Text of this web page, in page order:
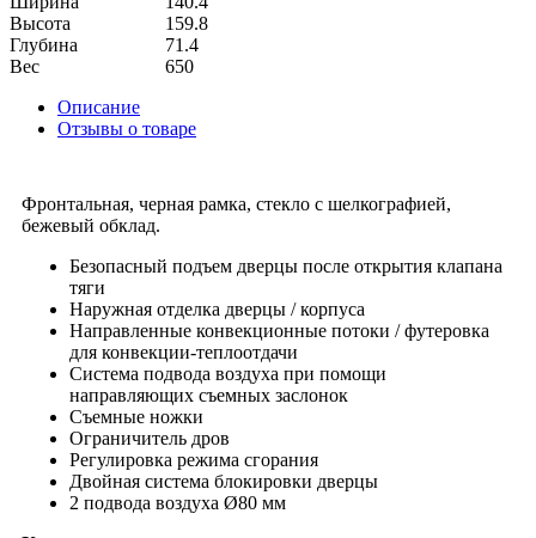
Высота
159.8
Глубина
71.4
Вес
650
Описание
Отзывы о товаре
Фронтальная, черная рамка, стекло с шелкографией,
бежевый обклад.
Безопасный подъем дверцы после открытия клапана
тяги
Наружная отделка дверцы / корпуса
Направленные конвекционные потоки / футеровка
для конвекции-теплоотдачи
Система подвода воздуха при помощи
направляющих съемных заслонок
Съемные ножки
Ограничитель дров
Регулировка режима сгорания
Двойная система блокировки дверцы
2 подвода воздуха Ø80 мм